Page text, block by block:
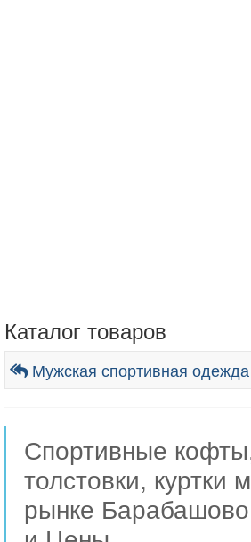
Каталог товаров
Мужская спортивная одежда
Спортивные
толстовки, куртки
рынке